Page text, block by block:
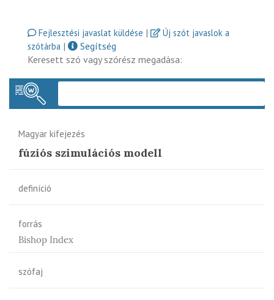
Fejlesztési javaslat küldése |
Új szót javaslok a
szótárba |
Segítség
Keresett szó vagy szórész megadása:
Magyar kifejezés
fúziós szimulációs modell
definíció
forrás
Bishop Index
szófaj